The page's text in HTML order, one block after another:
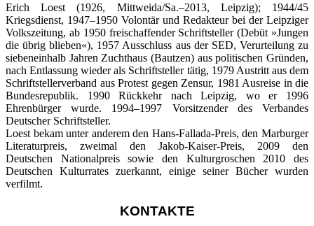
Erich Loest (1926, Mittweida/Sa.–2013, Leipzig); 1944/45
Kriegsdienst, 1947–1950 Volontär und Redakteur bei der Leipziger
Volkszeitung, ab 1950 freischaffender Schriftsteller (Debüt »Jungen
die übrig blieben«), 1957 Ausschluss aus der SED, Verurteilung zu
siebeneinhalb Jahren Zuchthaus (Bautzen) aus politischen Gründen,
nach Entlassung wieder als Schriftsteller tätig, 1979 Austritt aus dem
Schriftstellerverband aus Protest gegen Zensur, 1981 Ausreise in die
Bundesrepublik. 1990 Rückkehr nach Leipzig, wo er 1996
Ehrenbürger wurde. 1994–1997 Vorsitzender des Verbandes
Deutscher Schriftsteller.
Loest bekam unter anderem den Hans-Fallada-Preis, den Marburger
Literaturpreis, zweimal den Jakob-Kaiser-Preis, 2009 den
Deutschen Nationalpreis sowie den Kulturgroschen 2010 des
Deutschen Kulturrates zuerkannt, einige seiner Bücher wurden
verfilmt.
KONTAKTE